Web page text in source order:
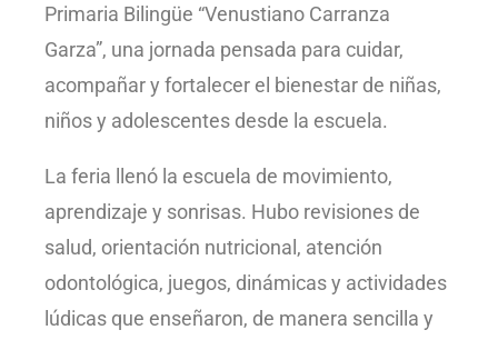
Primaria Bilingüe “Venustiano Carranza
Garza”, una jornada pensada para cuidar,
acompañar y fortalecer el bienestar de niñas,
niños y adolescentes desde la escuela.
La feria llenó la escuela de movimiento,
aprendizaje y sonrisas. Hubo revisiones de
salud, orientación nutricional, atención
odontológica, juegos, dinámicas y actividades
lúdicas que enseñaron, de manera sencilla y